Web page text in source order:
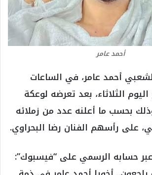
أحمد عامر
أحمد عامر، في الساعات
الثلاثاء، بعد تعرضه لوعكة
بحسب ما أعلنه عدد من زملائه
على رأسهم الفنان رضا البحراوي.
حسابه الرسمي على “فيسبوك”: